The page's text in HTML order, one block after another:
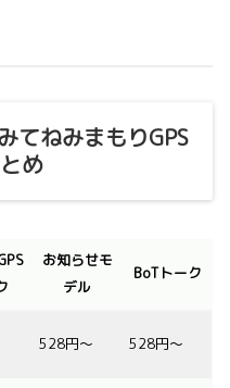
てねみまもりGPS
め
お知らせモ
デル
BoTトーク
528円〜 528円〜